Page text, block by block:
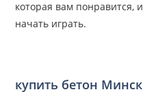
которая вам понравится, и
начать играть.
купить бетон Минск